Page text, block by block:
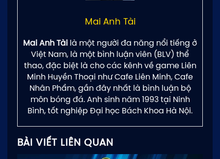
Mai Anh Tài
Mai Anh Tài là một người đa năng nổi tiếng ở
Việt Nam, là một bình luận viên (BLV) thể
thao, đặc biệt là cho các kênh về game Liên
Minh Huyền Thoại như Cafe Liên Minh, Cafe
Nhân Phẩm, gần đây nhất là bình luận bộ
môn bóng đá. Anh sinh năm 1993 tại Ninh
Bình, tốt nghiệp Đại học Bách Khoa Hà Nội.
BÀI VIẾT LIÊN QUAN